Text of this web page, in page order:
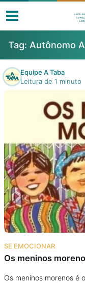
Livros
Resenhas
Clube de Leitores
Listas
Como ler?
Na escola
Na família
Tag: Autônomo
Equipe A Taba
Leitura de 1 minuto
SE EMOCIONAR
Os meninos
Os meninos morenos é